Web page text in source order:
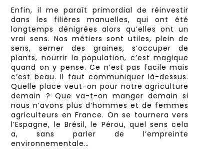
Enfin, il me paraît primordial de réinvestir
dans les filières manuelles, qui ont été
longtemps dénigrées alors qu’elles ont un
vrai sens. Nos métiers sont utiles, plein de
sens, semer des graines, s’occuper de
plants, nourrir la population, c’est magique
quand on y pense. Ce n’est pas facile mais
c’est beau. Il faut communiquer là-dessus.
Quelle place veut-on pour notre agriculture
demain ? Que va-t-on manger demain si
nous n’avons plus d’hommes et de femmes
agriculteurs en France. On se tournera vers
l’Espagne, le Brésil, le Pérou, quel sens cela
a, sans parler de l’empreinte
environnementale…